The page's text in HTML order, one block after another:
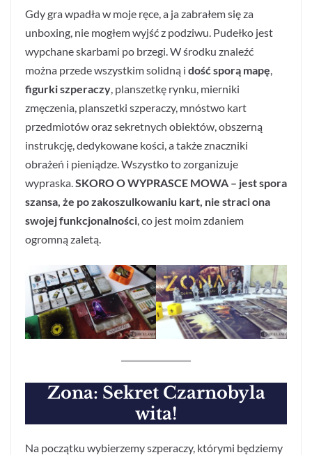
Gdy gra wpadła w moje ręce, a ja zabrałem się za
unboxing, nie mogłem wyjść z podziwu. Pudełko jest
wypchane skarbami po brzegi. W środku znaleźć
można przede wszystkim solidną i dość sporą mapę,
figurki szperaczy, planszetkę rynku, mierniki
zmęczenia, planszetki szperaczy, mnóstwo kart
przedmiotów oraz sekretnych obiektów, obszerną
instrukcję, dedykowane kości, a także znaczniki
obrażeń i pieniądze. Wszystko to zorganizuje
wypraska.SKORO O WYPRASCE MOWA – jest spora
szansa, że po zakoszulkowaniu kart, nie straci ona
swojej funkcjonalności, co jest moim zdaniem
ogromną zaletą.
Zona: Sekret Czarnobyla
wita!
Na początku wybierzemy szperaczy, którymi będziemy